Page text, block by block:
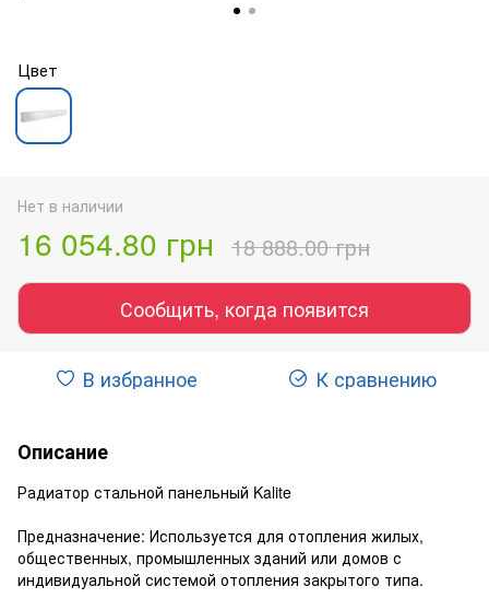
Цвет
Нет в наличии
16 054.80 грн 18 888.00 грн
Сообщить, когда появится
В избранное К сравнению
Описание
Радиатор стальной панельный Kalite
Предназначение: Используется для отопления жилых,
общественных, промышленных зданий или домов с
индивидуальной системой отопления закрытого типа.